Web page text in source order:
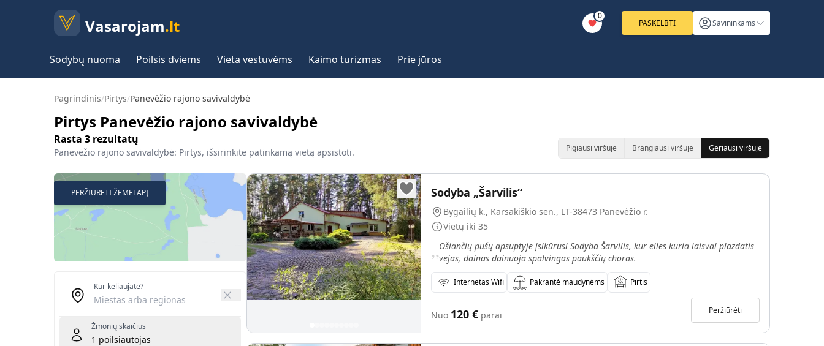
Vasarojam.lt
0
PASKELBTI Savininkams
Sodybų nuoma Poilsis dviems Vieta vestuvėms Kaimo turizmas Prie jūros
Pagrindinis/Pirtys/Panevėžio rajono savivaldybė
Pirtys Panevėžio rajono savivaldybė
Rasta 3 rezultatų
Panevėžio rajono savivaldybė: Pirtys, išsirinkite patinkamą vietą apsistoti. Pigiausi viršuje Brangiausi viršuje Geriausi viršuje
PERŽIŪRĖTI ŽEMĖLAPĮ
Kur keliaujate?
Žmonių skaičius
1 poilsiautojas
Sodyba „Šarvilis“
Bygailių k., Karsakiškio sen., LT-38473 Panevėžio r.
Vietų iki 35
„Ošiančių pušų apsuptyje įsikūrusi Sodyba Šarvilis, kur eiles kuria laisvai plazdatis
vėjas, dainas dainuoja spalvingas paukščių choras.
Internetas Wifi Pakrantė maudynėms Pirtis
Nuo 120€ parai Peržiūrėti